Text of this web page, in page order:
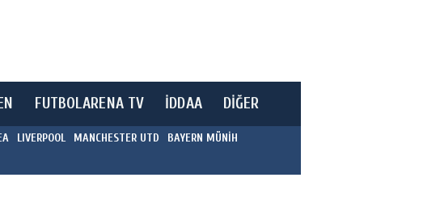
FUTBOLARENA TV İDDAA DİĞER
LIVERPOOL MANCHESTER UTD
BAYERN MÜNİH